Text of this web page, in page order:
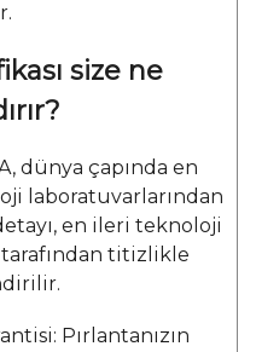
size ne
dünya çapında en
laboratuvarlarından
en ileri teknoloji
titizlikle
Pırlantanızın